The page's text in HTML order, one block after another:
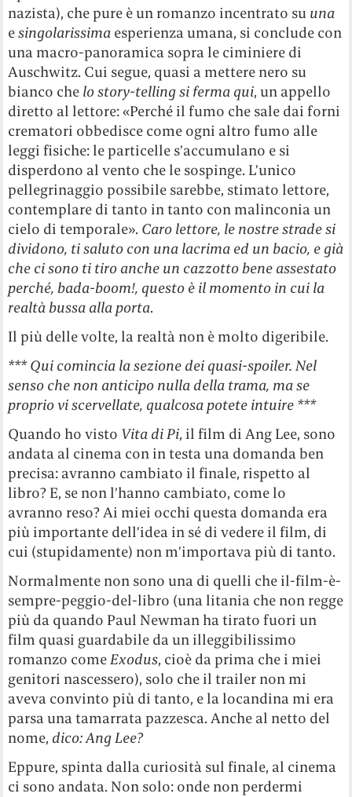
nazista), che pure è un romanzo incentrato su una
esingolarissima esperienza umana, si conclude con
una macro-panoramica sopra le ciminiere di
Auschwitz. Cui segue, quasi a mettere nero su
bianco che lo story-telling si ferma qui, un appello
diretto al lettore: «Perché il fumo che sale dai forni
crematori obbedisce come ogni altro fumo alle
leggi fisiche: le particelle s’accumulano e si
disperdono al vento che le sospinge. L’unico
pellegrinaggio possibile sarebbe, stimato lettore,
contemplare di tanto in tanto con malinconia un
cielo di temporale». Caro lettore, le nostre strade si
dividono, ti saluto con una lacrima ed un bacio, e già
che ci sono ti tiro anche un cazzotto bene assestato
perché, bada-boom!, questo è il momento in cui la
realtà bussa alla porta.
Il più delle volte, la realtà non è molto digeribile.
*** Qui comincia la sezione dei quasi-spoiler. Nel
senso che non anticipo nulla della trama, ma se
proprio vi scervellate, qualcosa potete intuire ***
Quando ho visto Vita di Pi, il film di Ang Lee, sono
andata al cinema con in testa una domanda ben
precisa: avranno cambiato il finale, rispetto al
libro? E, se non l’hanno cambiato, come lo
avranno reso? Ai miei occhi questa domanda era
più importante dell’idea in sé di vedere il film, di
cui (stupidamente) non m’importava più di tanto.
Normalmente non sono una di quelli che il-film-è-
sempre-peggio-del-libro (una litania che non regge
più da quando Paul Newman ha tirato fuori un
film quasi guardabile da un illeggibilissimo
romanzo comeExodus, cioè da prima che i miei
genitori nascessero), solo che il trailer non mi
aveva convinto più di tanto, e la locandina mi era
parsa una tamarrata pazzesca. Anche al netto del
nome, dico: Ang Lee?
Eppure, spinta dalla curiosità sul finale, al cinema
ci sono andata. Non solo: onde non perdermi